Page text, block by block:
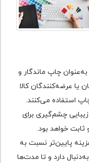
چاپ ماندگار و
یا عرضه‌کنندگان کالا
استفاده می‌کنند.
چشم‌گیری برای
ثابت خواهد بود.
پایین‌تر نسبت به
دارد و تا مدت‌ها